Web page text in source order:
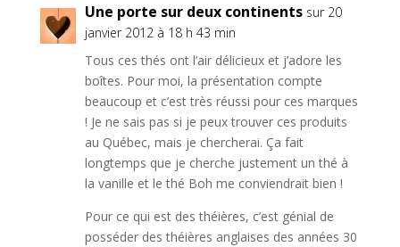
Une porte sur deux continents sur 20
janvier 2012 à 18 h 43 min
Tous ces thés ont l’air délicieux et j’adore les
boîtes. Pour moi, la présentation compte
beaucoup et c’est très réussi pour ces marques
! Je ne sais pas si je peux trouver ces produits
au Québec, mais je chercherai. Ça fait
longtemps que je cherche justement un thé à
la vanille et le thé Boh me conviendrait bien !
Pour ce qui est des théières, c’est génial de
posséder des théières anglaises des années 30